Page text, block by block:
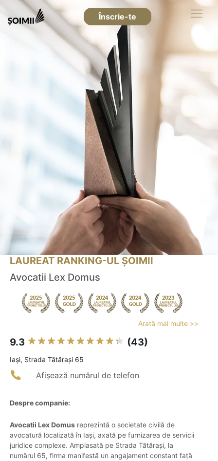
Înscrie-te
LAUREAT RANKING-UL ȘOIMII
Avocatii Lex Domus
Arată mai multe >>
9.3 (43)
Iaşi, Strada Tătărași 65
Afișează numărul de telefon
Despre companie:
Avocatii Lex Domus reprezintă o societate civilă de
avocatură localizată în Iași, axată pe furnizarea de servicii
juridice complexe. Amplasată pe Strada Tătărași, la
numărul 65, firma manifestă un angajament constant față